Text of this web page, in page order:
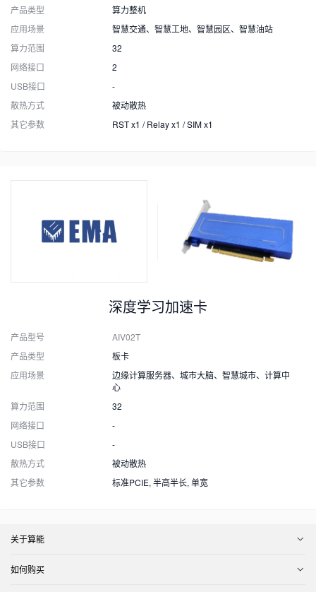
产品类型
算力整机
应用场景
智慧交通、智慧工地、智慧园区、智慧油站
算力范围
32
网络接口
2
USB接口
-
散热方式
被动散热
其它参数
RST x1 / Relay x1 / SIM x1
深度学习加速卡
产品型号
AIV02T
产品类型
板卡
应用场景
边缘计算服务器、城市大脑、智慧城市、计算中
心
算力范围
32
网络接口
-
USB接口
-
散热方式
被动散热
其它参数
标准PCIE, 半高半长, 单宽
关于算能
如何购买